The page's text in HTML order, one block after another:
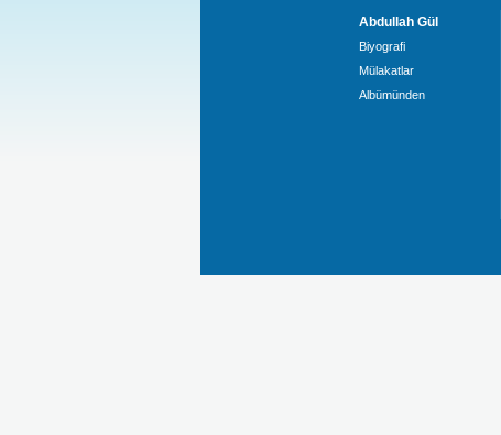
Abdullah Gül
Biyografi
Mülakatlar
Albümünden